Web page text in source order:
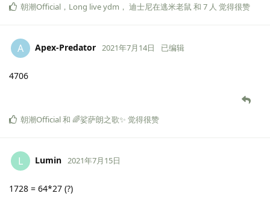
朝潮Official ， Long live ydm ， 迪士尼在逃米老鼠和 7 人 觉得很赞
A Apex-Predator 2021年7月14日 已编辑
4706
朝潮Official和 🌈娑萨朗之歌✨ 觉得很赞
L Lumin 2021年7月15日
1728 = 64*27 (?)